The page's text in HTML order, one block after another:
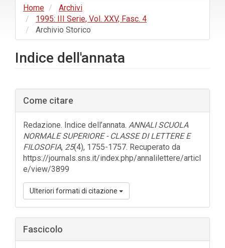
Home
Archivi
1995: III Serie, Vol. XXV, Fasc. 4
Archivio Storico
Indice dell'annata
Barra
laterale
dell'articolo
Come citare
Redazione. Indice dell’annata. ANNALI SCUOLA
NORMALE SUPERIORE - CLASSE DI LETTERE E
FILOSOFIA, 25(4), 1755-1757. Recuperato da
https://journals.sns.it/index.php/annalilettere/articl
e/view/3899
Ulteriori formati di citazione
Fascicolo